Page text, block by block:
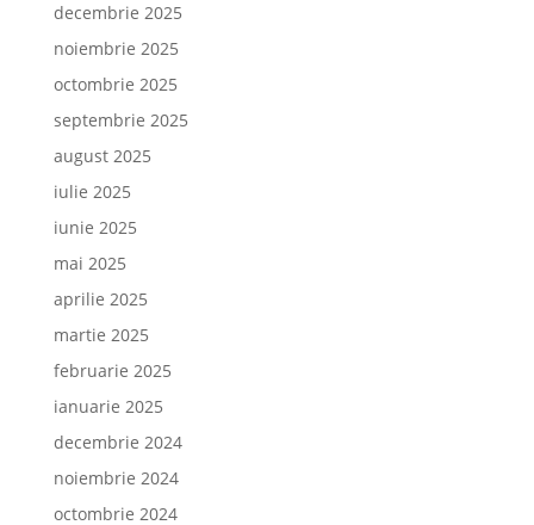
decembrie 2025
noiembrie 2025
octombrie 2025
septembrie 2025
august 2025
iulie 2025
iunie 2025
mai 2025
aprilie 2025
martie 2025
februarie 2025
ianuarie 2025
decembrie 2024
noiembrie 2024
octombrie 2024